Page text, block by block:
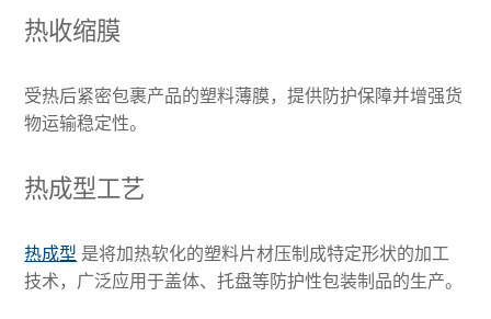
热收缩膜
受热后紧密包裹产品的塑料薄膜，提供防护保障并增强货
物运输稳定性。
热成型工艺
热成型 是将加热软化的塑料片材压制成特定形状的加工
技术，广泛应用于盖体、托盘等防护性包装制品的生产。